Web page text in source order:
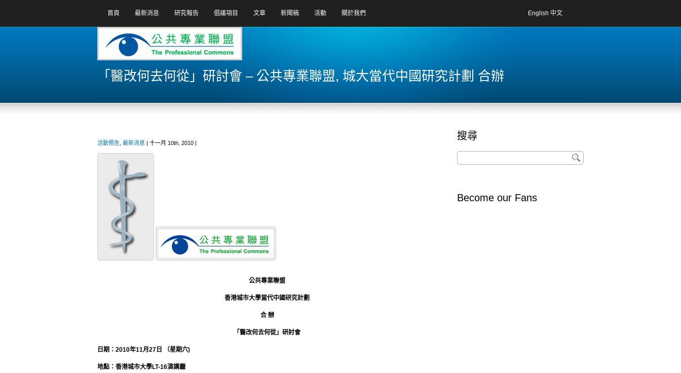
首頁 最新消息 研究報告 倡議項目 文章 新聞稿 活動 關於我們 English 中文
「醫改何去何從」研討會 – 公共專業聯盟, 城大當代中國研究計劃 合辦
活動預告 最新消息 | 十一月 10th, 2010 |
公共專業聯盟
香港城市大學當代中國研究計劃
合 辦
「醫改何去何從」研討會
日期：2010年11月27日 （星期六)
地點：香港城市大學LT-16演講廳
搜尋
Become our Fans